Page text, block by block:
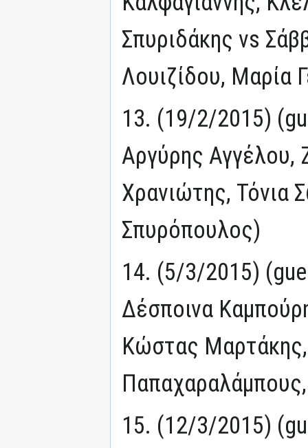
Σπυριδάκης vs
Λουιζίδου, Μαρία
13. (19/2/2015)
Αργύρης Αγγέλου,
Χρανιώτης, Τόνια
Σπυρόπουλος)
14. (5/3/2015)
Δέσποινα
Κώστας
15. (12/3/2015)